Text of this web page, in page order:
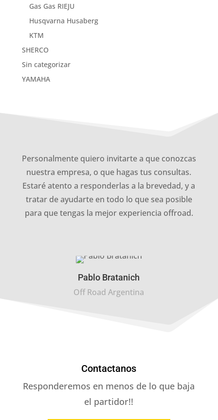
Gas Gas RIEJU
Husqvarna Husaberg
KTM
SHERCO
Sin categorizar
YAMAHA
Personalmente quiero invitarte a que conozcas
nuestra empresa, o que hagas tus consultas.
Estaré atento a responderlas a la brevedad, y a
tratar de ayudarte en todo lo que sea posible
para que tengas la mejor experiencia offroad.
Pablo Bratanich
Off Road Argentina
Contactanos
Responderemos en menos de lo que baja
el partidor!!